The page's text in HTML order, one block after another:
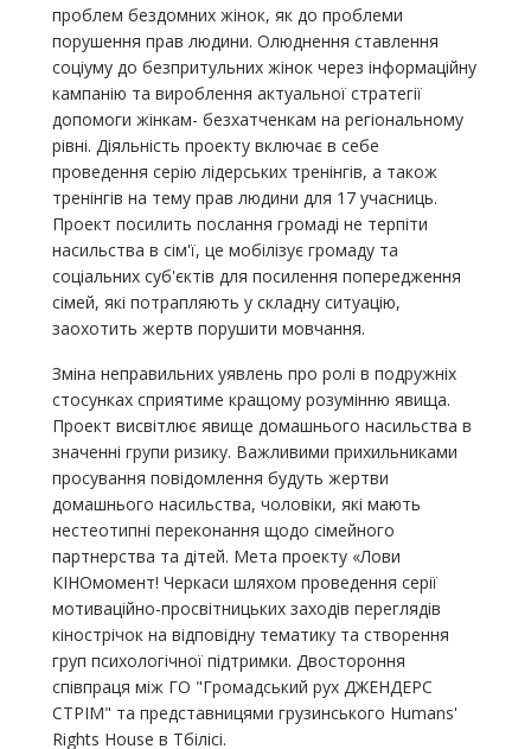
проблем бездомних жінок, як до проблеми
порушення прав людини. Олюднення ставлення
соціуму до безпритульних жінок через інформаційну
кампанію та вироблення актуальної стратегії
допомоги жінкам- безхатченкам на регіональному
рівні. Діяльність проекту включає в себе
проведення серію лідерських тренінгів, а також
тренінгів на тему прав людини для 17 учасниць.
Проект посилить послання громаді не терпіти
насильства в сім'ї, це мобілізує громаду та
соціальних суб'єктів для посилення попередження
сімей, які потрапляють у складну ситуацію,
заохотить жертв порушити мовчання.
Зміна неправильних уявлень про ролі в подружніх
стосунках сприятиме кращому розумінню явища.
Проект висвітлює явище домашнього насильства в
значенні групи ризику. Важливими прихильниками
просування повідомлення будуть жертви
домашнього насильства, чоловіки, які мають
нестеотипні переконання щодо сімейного
партнерства та дітей. Мета проекту «Лови
КІНОмомент! Черкаси шляхом проведення серії
мотиваційно-просвітницьких заходів переглядів
кінострічок на відповідну тематику та створення
груп психологічної підтримки. Двостороння
співпраця між ГО "Громадський рух ДЖЕНДЕРС
СТРІМ" та представницями грузинського Humans'
Rights House в Тбілісі.